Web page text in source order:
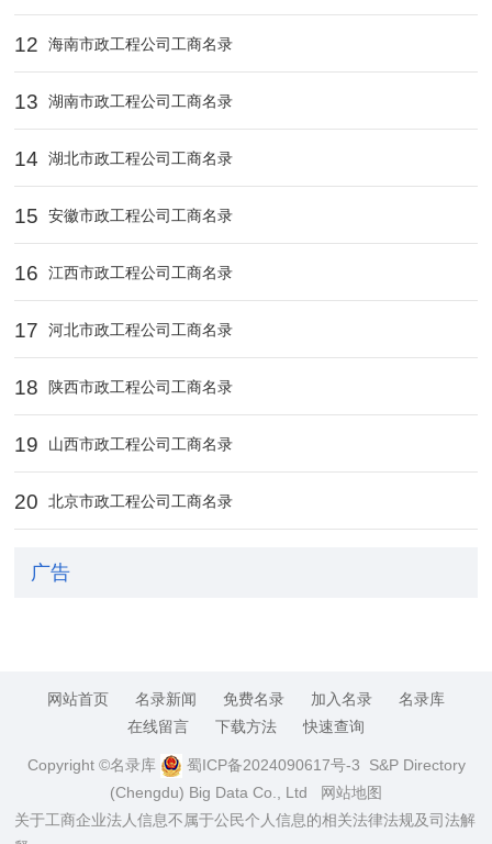
12 海南市政工程公司工商名录
13 湖南市政工程公司工商名录
14 湖北市政工程公司工商名录
15 安徽市政工程公司工商名录
16 江西市政工程公司工商名录
17 河北市政工程公司工商名录
18 陕西市政工程公司工商名录
19 山西市政工程公司工商名录
20 北京市政工程公司工商名录
广告
网站首页 名录新闻 免费名录 加入名录
名录库
在线留言
下载方法 快速查询
Copyright ©名录库 蜀ICP备2024090617号-3 S&P Directory
(Chengdu) Big Data Co., Ltd
网站地图
关于工商企业法人信息不属于公民个人信息的相关法律法规及司法解